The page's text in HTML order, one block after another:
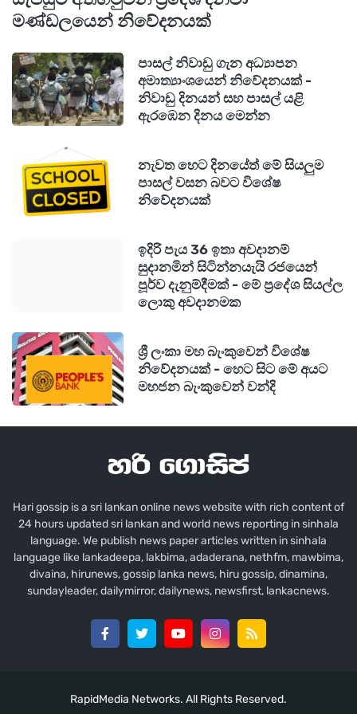
පසුදින (මැයි 01) කළුතර දකුණ වෙරළ තීරයට
ගොඩගසා තිබූ නාඳුනන කාන්තා මළසිරුර දුටු
අයෙකු පොලිසියට දැනුම් දී තිබුණා. පසුව කළ
පරීක්ෂණවලදී රෝහලට පැමිණි සැමියා සහ මව
විසින් එය තම ආදරණීය නදීෂානි බව හඳුනාගත්තේ
මහත් විලාප තබමින්.
පශ්චාත් මරණ පරීක්ෂණයේදී මෙය විමර්ශනය
වෙමින් පවතින මරණයක් ලෙස නම් කර ඇති අතර,
ශරීරයේ රුධිර සාම්පල් රජයේ රස පරීක්ෂක වෙත
යොමු කිරීමට පියවර ගෙන තිබෙනවා. ඇයගේ
අවසන් කටයුතු ඊයේ (03) වීදියගොඩ පොදු සුසාන
භූමියේදී සිදු කෙරුණා.
අවසානයේ ඉතිරි වූයේ තනිවූ දරුවෙකුත්, වැළපෙන
මවකුත්, සුසුම්ලන සැමියෙකුත් පමණි. ජීවිතයේ
ප්‍රශ්න හමුවේ හදිසි තීරණ නොගන්නා ලෙසත්,
ඉවසීම ප්‍රගුණ කරන ලෙසත් මේ කටුක සිදුවීම අපට
නැවතත් පසක් කර දෙයි.
මණ්ඩලයෙන් නිවේදනයක්
පාසල් නිවාඩු ගැන අධ්‍යාපන
අමාත්‍යාංශයෙන් නිවේදනයක් -
නිවාඩු දිනයන් සහ පාසල් යළි
ඇරඹෙන දිනය මෙන්න
නැවත හෙට දිනයේත් මේ සියලුම
පාසල් වසන බවට විශේෂ
නිවේදනයක්
ඉදිරි පැය 36 ඉතා අවදානම්
සුදානමින් සිටින්නයැයි රජයෙන්
පූර්ව දැනුම්දීමක් - මේ ප්‍රදේශ සියල්ල
ලොකු අවදානමක
ශ්‍රී ලංකා මහ බැංකුවෙන් විශේෂ
නිවේදනයක් - හෙට සිට මේ අයට
මහජන බැංකුවෙන් වන්දි
Hari gossip is a sri lankan online news website with rich content of
24 hours updated sri lankan and world news reporting in sinhala
language. We publish news paper articles written in sinhala
language like lankadeepa, lakbima, adaderana, nethfm, mawbima,
divaina, hirunews, gossip lanka news, hiru gossip, dinamina,
sundayleader, dailymirror, dailynews, newsfirst, lankacnews.
RapidMedia Networks. All Rights Reserved.